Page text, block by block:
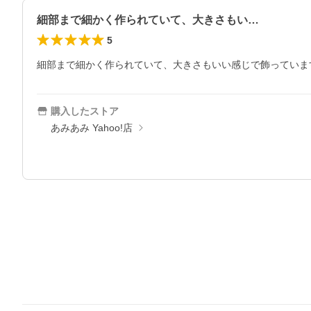
細部まで細かく作られていて、大きさもい…
5
細部まで細かく作られていて、大きさもいい感じで飾っていま
購入したストア
あみあみ Yahoo!店